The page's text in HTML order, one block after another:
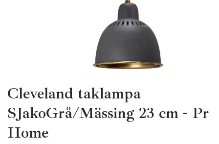
Cleveland taklampa
SJakoGrå/Mässing 23 cm - Pr
Home